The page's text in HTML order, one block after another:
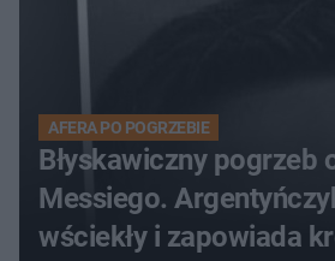
AFERA PO POGRZEBIE
Błyskawiczny pogrzeb
Messiego.
wściekły i zapowiada